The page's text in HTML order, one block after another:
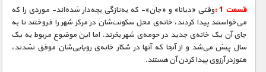
سازه/ معماری/ مهندسی
سرگرمی
شناخت کودکان
قسمت 1 :
وقتی «دیانا» و «جان»- که به‌تازگی بچه‌دار شده‌اند- موردی را که
می‌خواستند پیدا کردند، خانه‌ی محل سکونت‌شان در مرکز شهر را فروختند تا به
جای آن یک خانه‌ی جدید در حومه‌ی شهر بخرند. اما این موضوع مربوط به یک
سال پیش می‌شد و از آنجا که آنها در شکار خانه‌ی رویایی‌شان موفق نشدند،
هنوزدر آرزوی پیدا کردن آن هستند.